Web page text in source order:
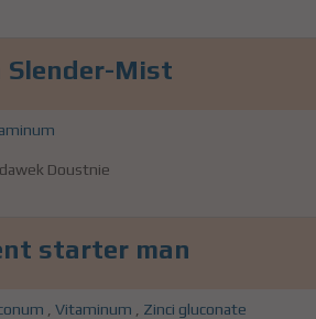
Slender-Mist
Doustnie
starter man
Vitaminum Zinci gluconate